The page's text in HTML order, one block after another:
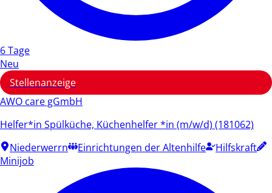
6 Tage
Neu
Stellenanzeige
AWO care gGmbH
Helfer*in Spülküche, Küchenhelfer *in (m/w/d) (181062)
Niederwerrn
Einrichtungen der Altenhilfe
Hilfskraft
Minijob